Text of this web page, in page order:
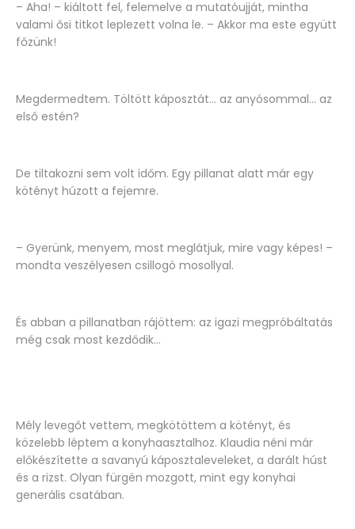
– Aha! – kiáltott fel, felemelve a mutatóujját, mintha
valami ősi titkot leplezett volna le. – Akkor ma este együtt
főzünk!
Megdermedtem. Töltött káposztát… az anyósommal… az
első estén?
De tiltakozni sem volt időm. Egy pillanat alatt már egy
kötényt húzott a fejemre.
– Gyerünk, menyem, most meglátjuk, mire vagy képes! –
mondta veszélyesen csillogó mosollyal.
És abban a pillanatban rájöttem: az igazi megpróbáltatás
még csak most kezdődik...
Mély levegőt vettem, megkötöttem a kötényt, és
közelebb léptem a konyhaasztalhoz. Klaudia néni már
előkészítette a savanyú káposztaleveleket, a darált húst
és a rizst. Olyan fürgén mozgott, mint egy konyhai
generális csatában.